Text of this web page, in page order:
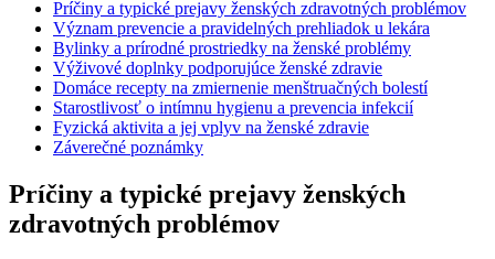
Príčiny‌ a ⁣typické ⁤prejavy ženských⁢ zdravotných problémov
Význam⁣ prevencie a ‍pravidelných prehliadok⁤ u lekára
Bylinky a prírodné prostriedky na‍ ženské ​problémy
Výživové doplnky podporujúce⁤ ženské zdravie
Domáce recepty na zmiernenie⁤ menštruačných bolestí
Starostlivosť o intímnu hygienu a prevencia infekcií
Fyzická aktivita a jej vplyv na‍ ženské zdravie
Záverečné poznámky
Príčiny‌ a ⁣typické ⁤prejavy ženských⁢
zdravotných problémov